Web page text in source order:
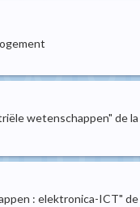
wetenschappen" de
: elektronica-ICT" de